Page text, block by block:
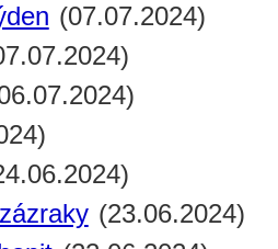
(07.07.2024)
(23.06.2024)